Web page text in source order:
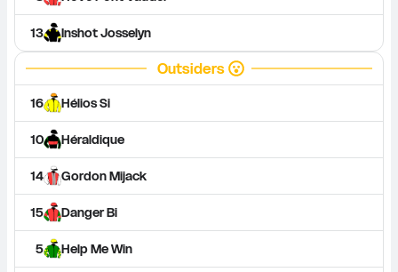
13 Inshot Josselyn
Outsiders
16 Hélios Si
10 Héraldique
14 Gordon Mijack
15 Danger Bi
5 Help Me Win